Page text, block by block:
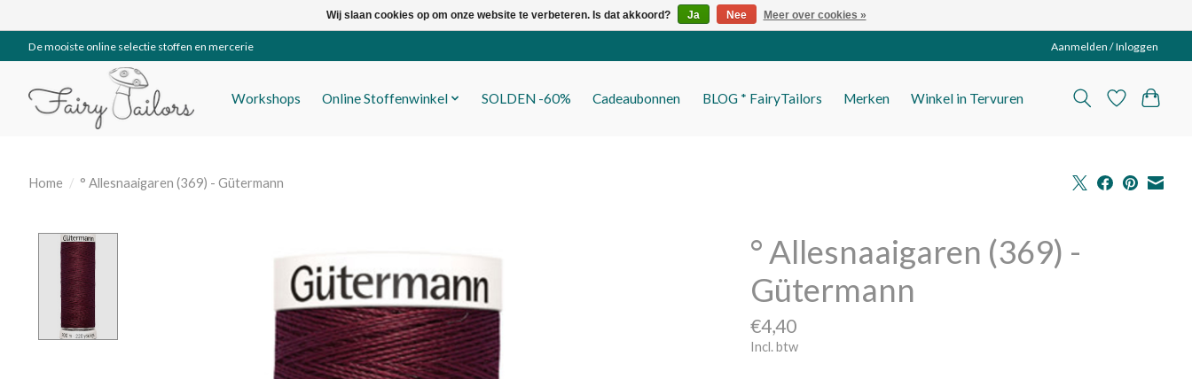
De mooiste online selectie stoffen en mercerie Aanmelden / Inloggen
Workshops Online Stoffenwinkel SOLDEN -60% Cadeaubonnen BLOG * FairyTailors Merken Winkel in Tervuren
Home / ° Allesnaaigaren (369) - Gütermann
° Allesnaaigaren (369) -
Gütermann
€4,40
Incl. btw
Wij slaan cookies op om onze website te verbeteren. Is dat akkoord? Ja Nee Meer over cookies »